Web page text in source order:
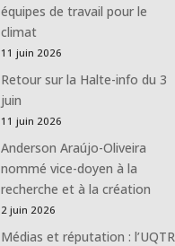
équipes de travail pour le
climat
11 juin 2026
Retour sur la Halte-info du 3
juin
11 juin 2026
Anderson Araújo-Oliveira
nommé vice-doyen à la
recherche et à la création
2 juin 2026
Médias et réputation : l’UQTR